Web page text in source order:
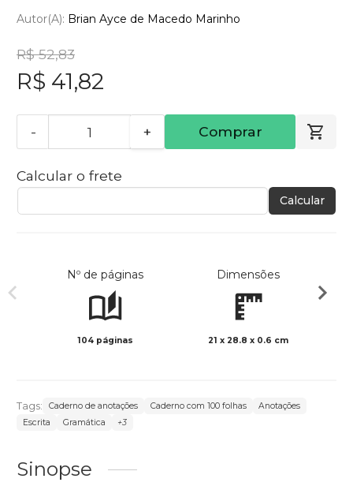
Autor(a): Brian Ayce de Macedo Marinho
R$ 52,83
R$ 41,82
- + Comprar
Calcular o frete
Calcular
Nº de páginas
104 páginas
Dimensões
21 x 28.8 x 0.6 cm
Tags: Caderno de anotações Caderno com 100 folhas
Anotações
Escrita
Gramática +3
Sinopse